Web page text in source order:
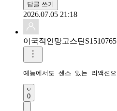
답글 쓰기
2026.07.05 21:18
이국적인망고스틴S1510765
0